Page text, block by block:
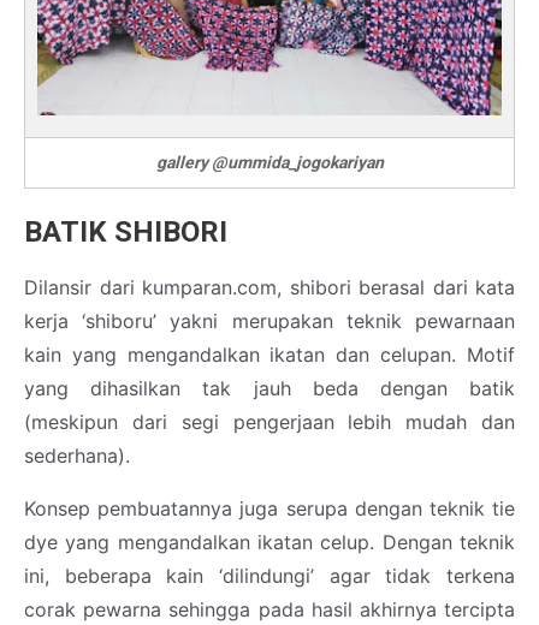
gallery @ummida_jogokariyan
BATIK SHIBORI
Dilansir dari kumparan.com, shibori berasal dari kata
kerja ‘shiboru’ yakni merupakan teknik pewarnaan
kain yang mengandalkan ikatan dan celupan. Motif
yang dihasilkan tak jauh beda dengan batik
(meskipun dari segi pengerjaan lebih mudah dan
sederhana).
Konsep pembuatannya juga serupa dengan teknik tie
dye yang mengandalkan ikatan celup. Dengan teknik
ini, beberapa kain ‘dilindungi’ agar tidak terkena
corak pewarna sehingga pada hasil akhirnya tercipta